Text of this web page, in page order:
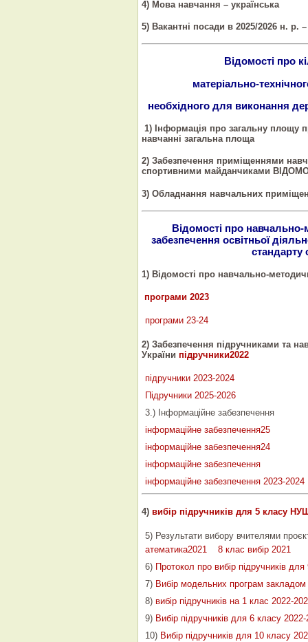
4) Мова навчання – українська
5) Вакантні посади в 2025/2026 н. р.
Відомості про
матеріально-
необхідного для виконання
1) Інформація про загальну площу
навчанні загальна площа
2) Забезпечення приміщеннями
спортивними майданчиками
3) Обладнання навчальних
Відомості про
забезпечення освітньої
стандарту
1) Відомості про навчально-
програми 2023
програми 23-24
2) Забезпечення підручниками та
України підручники2022
підручники 2023-2024
Підручники 2025-2026
3.) Інформаційне забезпечення
інформаційне забезпечення25
інформаційне забезпечення24
інформаційне забезпечення
інформаційне забезпечення 2023-2024
4) вибір підручників для 5 класу
5) Результати вибору вчителями
атематика2021
8 клас вибір 2021
6) Протокол про вибір підручників
7) Вибір модельних програм
8) вибір підручників на 1 клас 2022-
9) Вибір підручників для 6 класу
10) Вибір підручників для 10 класу